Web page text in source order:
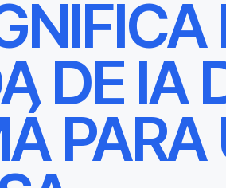
DE IA
PARA